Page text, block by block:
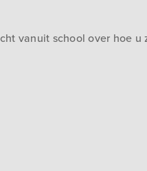
vanuit school over hoe